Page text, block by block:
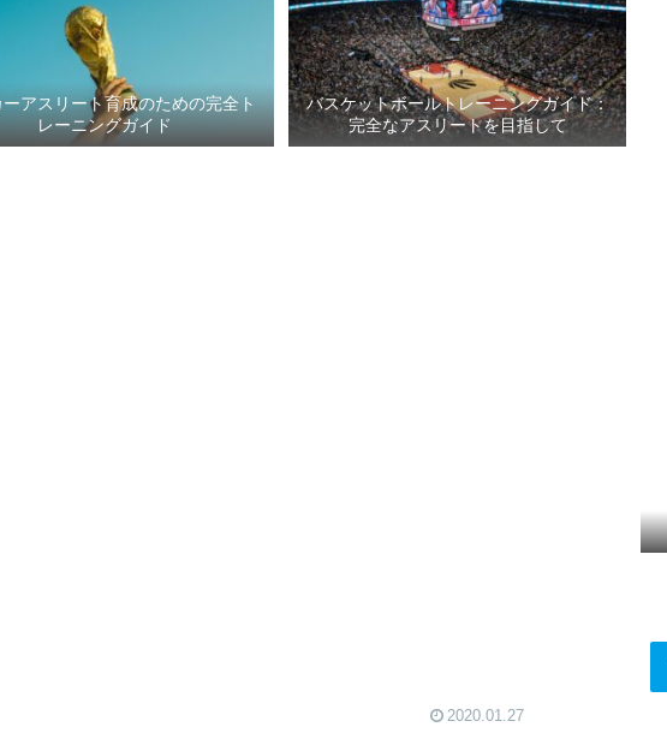
アスリート育成のための完全ト
レーニングガイド
バスケットボールトレーニングガイド：
完全なアスリートを目指して
2020.01.27